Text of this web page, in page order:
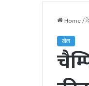
Home/
खेल